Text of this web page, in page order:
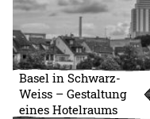
Basel in Schwarz-
Weiss – Gestaltung
eines Hotelraums